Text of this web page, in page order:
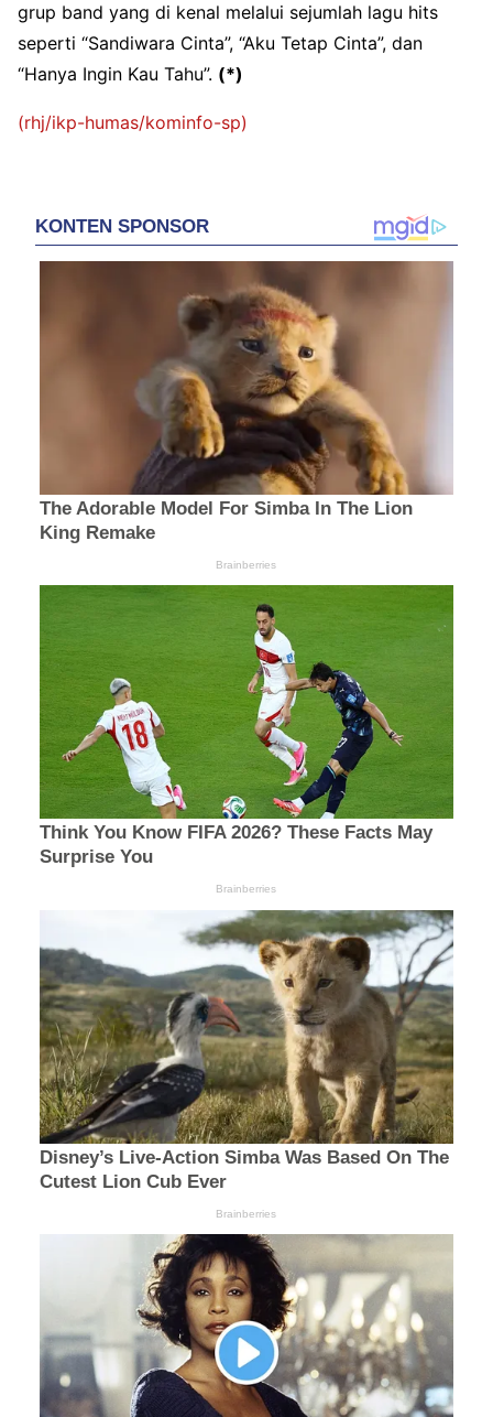
grup band yang di kenal melalui sejumlah lagu hits
seperti “Sandiwara Cinta”, “Aku Tetap Cinta”, dan
“Hanya Ingin Kau Tahu”. (*)
(rhj/ikp-humas/kominfo-sp)